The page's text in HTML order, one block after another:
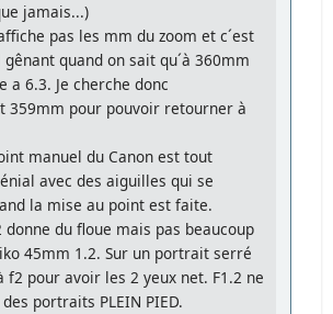
jamais...)
pas les mm du zoom et c´est
quand on sait qu´à 360mm
a 6.3. Je cherche donc
359mm pour pouvoir retourner à
manuel du Canon est tout
avec des aiguilles qui se
la mise au point est faite.
du floue mais pas beaucoup
45mm 1.2. Sur un portrait serré
pour avoir les 2 yeux net. F1.2 ne
portraits PLEIN PIED.